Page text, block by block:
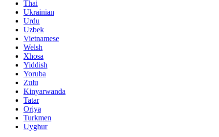
Thai
Ukrainian
Urdu
Uzbek
Vietnamese
Welsh
Xhosa
Yiddish
Yoruba
Zulu
Kinyarwanda
Tatar
Oriya
Turkmen
Uyghur